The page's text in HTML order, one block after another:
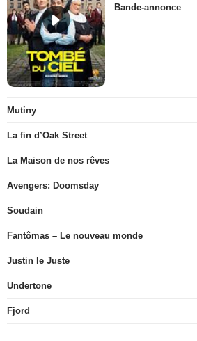
Bande-annonce
Mutiny
La fin d’Oak Street
La Maison de nos rêves
Avengers: Doomsday
Soudain
Fantômas – Le nouveau monde
Justin le Juste
Undertone
Fjord